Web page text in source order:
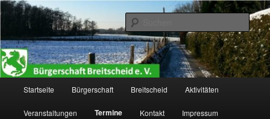
Zum
primären
springenBürgerschaft Breitscheid e. V.
Startseite Bürgerschaft Breitscheid Aktivitäten
Veranstaltungen Termine Kontakt Impressum